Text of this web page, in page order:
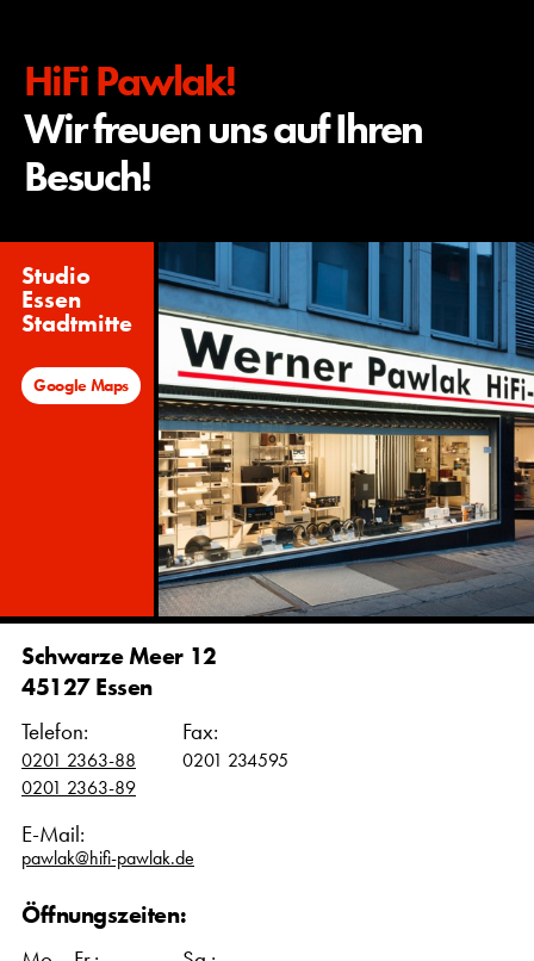
HiFi Pawlak!
Wir freuen uns auf Ihren
Besuch!
Studio
Essen
Stadtmitte
Google Maps
Schwarze Meer 12
45127 Essen
Telefon:
0201 2363-88
0201 2363-89
Fax:
0201 234595
E-Mail:
pawlak@hifi-pawlak.de
Öffnungszeiten: